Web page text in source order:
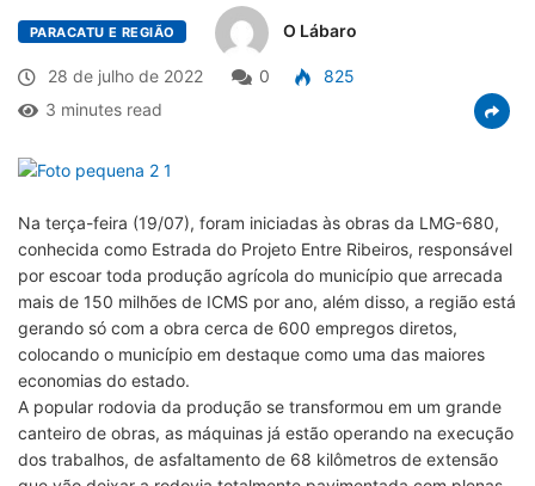
PARACATU E REGIÃO O Lábaro
28 de julho de 2022 0
825
3 minutes read
Na terça-feira (19/07), foram iniciadas às obras da LMG-680,
conhecida como Estrada do Projeto Entre Ribeiros, responsável
por escoar toda produção agrícola do município que arrecada
mais de 150 milhões de ICMS por ano, além disso, a região está
gerando só com a obra cerca de 600 empregos diretos,
colocando o município em destaque como uma das maiores
economias do estado.
A popular rodovia da produção se transformou em um grande
canteiro de obras, as máquinas já estão operando na execução
dos trabalhos, de asfaltamento de 68 kilômetros de extensão